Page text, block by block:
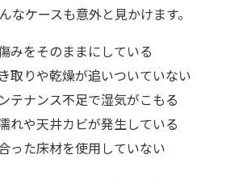
なケースも意外と見かけます。
みをそのままにしている
取りや乾燥が追いついていない
テナンス不足で湿気がこもる
れや天井カビが発生している
った床材を使用していない